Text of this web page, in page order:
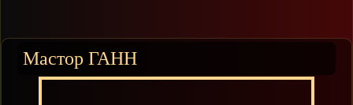
Мастор ГАНН